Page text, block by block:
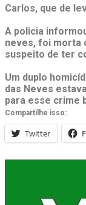
Carlos, que de
A policia
neves, foi morta
suspeito de ter
Um duplo
das Neves
para esse crime
Compartilhe isso:
Twitter